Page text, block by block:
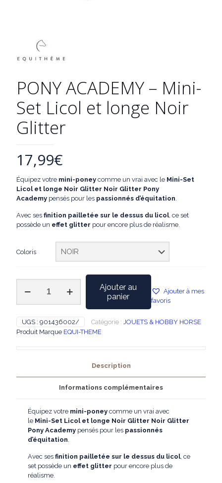
PONY ACADEMY – Mini-
Set Licol et longe Noir
Glitter
17,99€
Équipez votre mini-poney comme un vrai avec le Mini-Set
Licol et longe Noir Glitter Noir Glitter Pony
Academy pensés pour les passionnés d’équitation.
Avec ses finition pailletée sur le dessus du licol, ce set
possède un effet glitter pour encore plus de réalisme.
Coloris
Mini-
Noir
Ajouter au
panier
Ajouter à mes
favoris
UGS : 901436002/ Catégorie : JOUETS & HOBBY HORSE
Produit Marque EQUI-THEME
Description
Informations complémentaires
Équipez votre mini-poney comme un vrai avec
le Mini-Set Licol et longe Noir Glitter Noir Glitter
Pony Academy pensés pour les passionnés
d’équitation.
Avec sesfinition pailletée sur le dessus du licol, ce
set possède un effet glitter pour encore plus de
réalisme.